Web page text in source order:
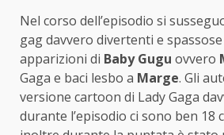
Nel corso dell’episodio si
gag davvero divertenti e
apparizioni di Baby Gugu ovvero
Gaga e baci lesbo a Marge. Gli
versione cartoon di Lady Gaga
durante l’episodio ci sono ben 18